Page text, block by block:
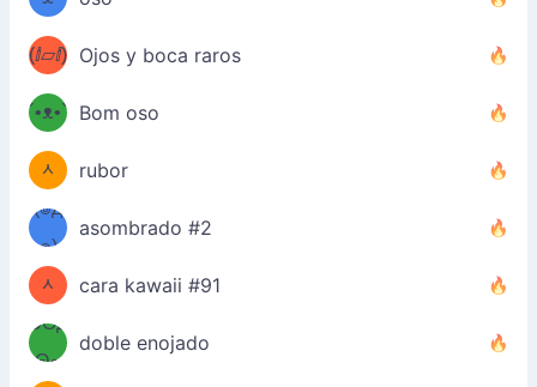
ʔσ”
(ⅈ▱ⅈ) Ojos y boca raros
ʕ
´•ᴥ•`
ʔσ”
Bom oso
(๑✪
ᆺ
✪๑)
rubor
(๏д
๏)
asombrado #2
(๑✪
ᆺ
✪๑)
cara kawaii #91
๑Θд
Θ๑
doble enojado
ʕ